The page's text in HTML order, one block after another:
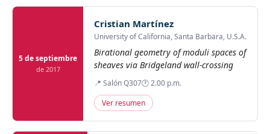
5 de septiembre
de 2017
Cristian Martínez
University of California, Santa Barbara, U.S.A.
Birational geometry of moduli spaces of
sheaves via Bridgeland wall-crossing
📍 Salón Q307🕐 2.00 p.m.
Ver resumen